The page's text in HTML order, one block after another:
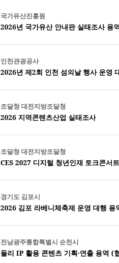
국가유산진흥원
2026년 국가유산 안내판 실태조사 용
인천관광공사
2026년 제2회 인천 섬의날 행사 운영
조달청 대전지방조달청
2026 지역콘텐츠산업 실태조사
조달청 대전지방조달청
CES 2027 디지털 청년인재 토크콘서
경기도 김포시
2026 김포 라베니체축제 운영 대행 용
전남광주통합특별시 순천시
둘리 IP 활용 콘텐츠 기획·연출 용역 (